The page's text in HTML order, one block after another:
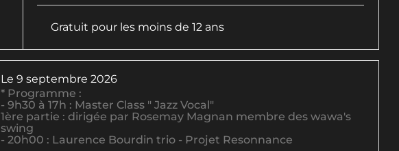
Gratuit pour les moins de 12 ans
Le 9 septembre 2026
* Programme :
- 9h30 à 17h : Master Class " Jazz Vocal"
1ère partie : dirigée par Rosemay Magnan membre des wawa's
swing
- 20h00 : Laurence Bourdin trio - Projet Resonnance